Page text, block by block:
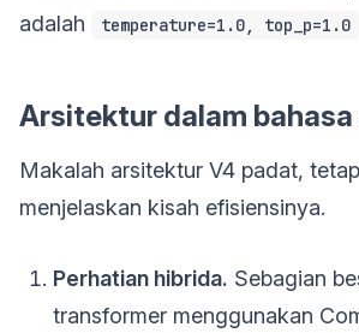
adalah
temperature=1.0, top_p=1.0
Arsitektur dalam
Makalah arsitektur V4 padat,
menjelaskan kisah efisiensinya.
Perhatian hibrida. Sebagian
transformer menggunakan